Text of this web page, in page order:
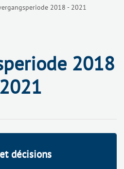
2018 - 2021
2018
décisions